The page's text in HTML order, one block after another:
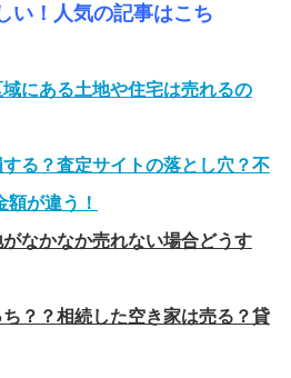
い！人気の記事はこち
にある土地や住宅は売れるの
る？査定サイトの落とし穴？不
が違う！
なかなか売れない場合どうす
？？相続した空き家は売る？貸